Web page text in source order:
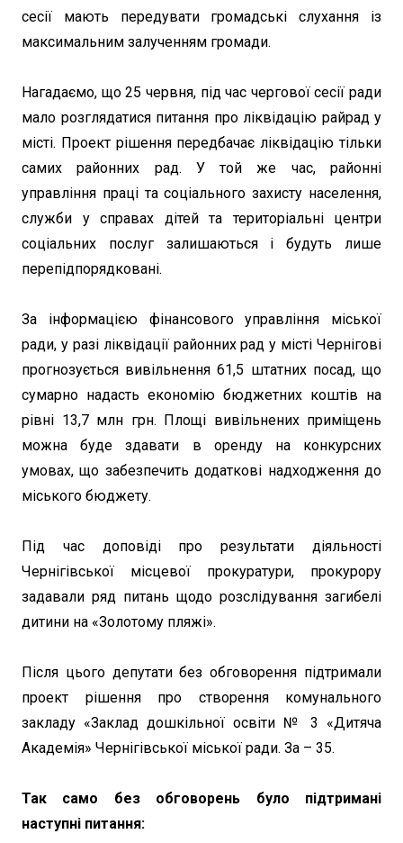
сесії мають передувати громадські слухання із
максимальним залученням громади.
Нагадаємо, що 25 червня, під час чергової сесії ради
мало розглядатися питання про ліквідацію райрад у
місті. Проект рішення передбачає ліквідацію тільки
самих районних рад. У той же час, районні
управління праці та соціального захисту населення,
служби у справах дітей та територіальні центри
соціальних послуг залишаються і будуть лише
перепідпорядковані.
За інформацією фінансового управління міської
ради, у разі ліквідації районних рад у місті Чернігові
прогнозується вивільнення 61,5 штатних посад, що
сумарно надасть економію бюджетних коштів на
рівні 13,7 млн грн. Площі вивільнених приміщень
можна буде здавати в оренду на конкурсних
умовах, що забезпечить додаткові надходження до
міського бюджету.
Під час доповіді про результати діяльності
Чернігівської місцевої прокуратури, прокурору
задавали ряд питань щодо розслідування загибелі
дитини на «Золотому пляжі».
Після цього депутати без обговорення підтримали
проект рішення про створення комунального
закладу «Заклад дошкільної освіти № 3 «Дитяча
Академія» Чернігівської міської ради. За – 35.
Так само без обговорень було підтримані
наступні питання: